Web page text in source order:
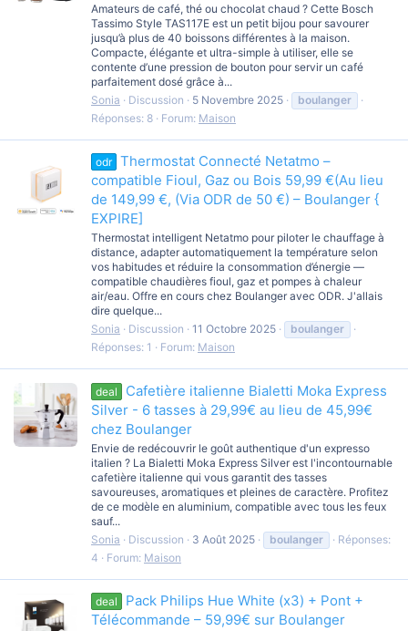
Amateurs de café, thé ou chocolat chaud ? Cette Bosch
Tassimo Style TAS117E est un petit bijou pour savourer
jusqu’à plus de 40 boissons différentes à la maison.
Compacte, élégante et ultra-simple à utiliser, elle se
contente d’une pression de bouton pour servir un café
parfaitement dosé grâce à...
Sonia
Discussion 5 Novembre 2025
boulanger
Réponses: 8
Forum: Maison
odr
Thermostat Connecté Netatmo –
compatible Fioul, Gaz ou Bois 59,99 €(Au lieu
de 149,99 €, (Via ODR de 50 €) – Boulanger {
EXPIRE]
Thermostat intelligent Netatmo pour piloter le chauffage à
distance, adapter automatiquement la température selon
vos habitudes et réduire la consommation d’énergie —
compatible chaudières fioul, gaz et pompes à chaleur
air/eau. Offre en cours chez Boulanger avec ODR. J'allais
dire quelque...
Sonia
Discussion 11 Octobre 2025
boulanger
Réponses: 1
Forum: Maison
deal
Cafetière italienne Bialetti Moka Express
Silver - 6 tasses à 29,99€ au lieu de 45,99€
chez Boulanger
Envie de redécouvrir le goût authentique d'un expresso
italien ? La Bialetti Moka Express Silver est l'incontournable
cafetière italienne qui vous garantit des tasses
savoureuses, aromatiques et pleines de caractère. Profitez
de ce modèle en aluminium, compatible avec tous les feux
sauf...
Sonia
Discussion 3 Août 2025 boulanger
Réponses:
4
Forum: Maison
deal
Pack Philips Hue White (x3) + Pont +
Télécommande – 59,99€ sur Boulanger